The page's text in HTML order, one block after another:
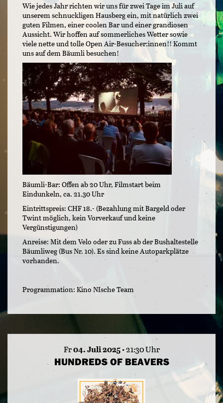
Wie jedes Jahr richten wir uns für zwei Tage im Juli auf
unserem schnuckligen Hausberg ein, mit natürlich zwei
guten Filmen, einer coolen Bar und einer grandiosen
Aussicht. Wir hoffen auf sommerliches Wetter sowie
viele nette und tolle Open Air-Besucher:innen!! Kommt
uns auf dem Bäumli besuchen!
Bäumli-Bar: Offen ab 20 Uhr, Filmstart beim
Eindunkeln, ca. 21.30 Uhr
Eintrittspreis: CHF 18.- (Bezahlung mit Bargeld oder
Twint möglich, kein Vorverkauf und keine
Vergünstigungen)
Anreise: Mit dem Velo oder zu Fuss ab der Bushaltestelle
Bäumliweg (Bus Nr. 10). Es sind keine Autoparkplätze
vorhanden.
Programmation: Kino NIsche Team
Fr04. Juli 2025• 21:30 Uhr
HUNDREDS OF BEAVERS